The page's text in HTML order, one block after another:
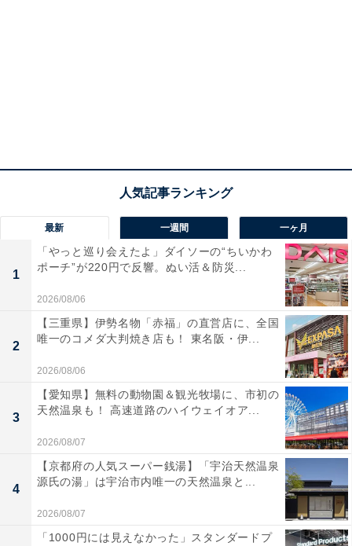
最新 一週間 一ヶ月
1
「やっと巡り会えたよ」ダイソーの“ちいかわ
ポーチ”が220円で反響。ぬい活＆防災...
2026/08/06
2
【三重県】伊勢名物「赤福」の直営店に、全国
唯一のコメダ大判焼き店も！ 東名阪・伊...
2026/08/06
3
【愛知県】無料の動物園＆観光牧場に、市初の
天然温泉も！ 高速道路のハイウェイオア...
2026/08/07
4
【京都府の人気スーパー銭湯】「宇治天然温泉
源氏の湯」は宇治市内唯一の天然温泉と...
2026/08/07
「1000円には見えなかった」スタンダードプ